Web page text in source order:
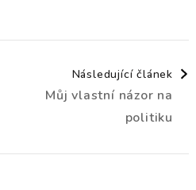
Následující článek
Můj vlastní názor na
politiku